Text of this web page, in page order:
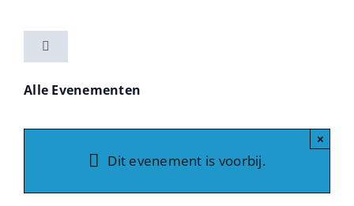
naar
inhoudToggle
Home
Vereniging
Alle Evenementen
Dit evenement is voorbij.
×